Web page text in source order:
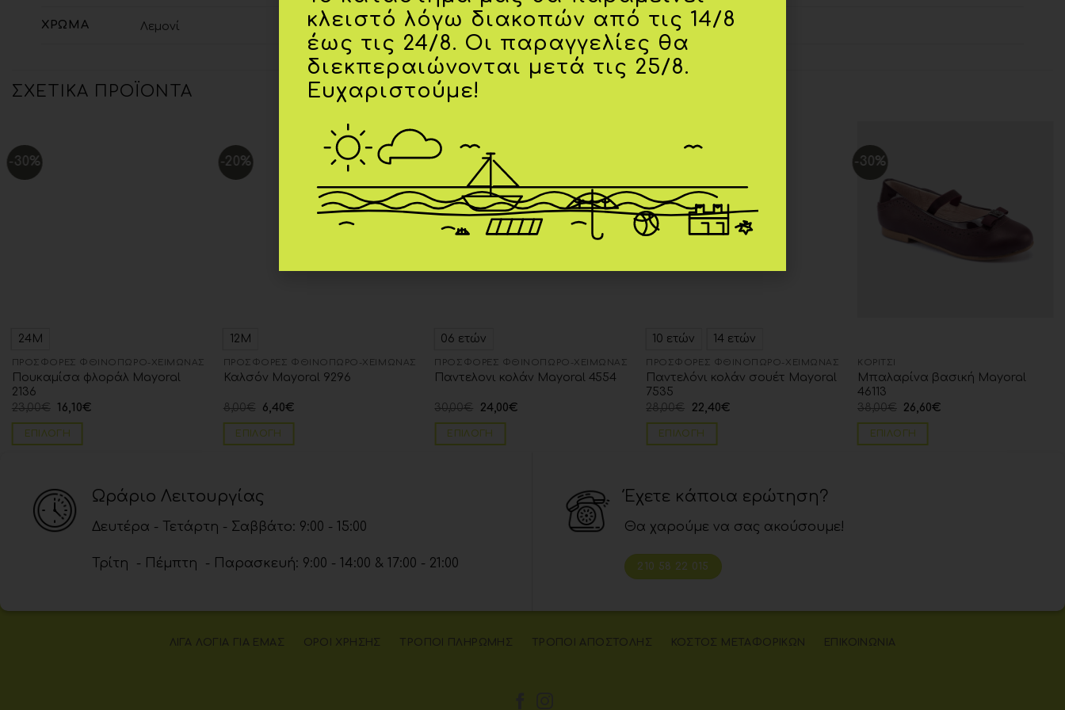
ΧΡΏΜΑ Λεμονί
ΣΧΕΤΙΚΆ ΠΡΟΪΌΝΤΑ
-30%
24Μ
ΠΡΟΣΦΟΡΈΣ ΦΘΙΝΌΠΩΡΟ-ΧΕΙΜΏΝΑΣ
Πουκαμίσα φλοράλ Mayoral
2136
23,00€ 16,10€
ΕΠΙΛΟΓΉ
-20%
Add to
12Μ
ΠΡΟΣΦΟΡΈΣ ΦΘΙΝΌΠΩΡΟ-ΧΕΙΜΏΝΑΣ
Καλσόν Mayoral 9296
8,00€ 6,40€
ΕΠΙΛΟΓΉ
-20%
06 ετών
ΠΡΟΣΦΟΡΈΣ ΦΘΙΝΌΠΩΡΟ-ΧΕΙΜΏΝΑΣ
Παντελονι κολάν Mayoral 4554
30,00€ 24,00€
ΕΠΙΛΟΓΉ
10 ετών 14 ετών
ΠΡΟΣΦΟΡΈΣ ΦΘΙΝΌΠΩΡΟ-ΧΕΙΜΏΝΑΣ
Παντελόνι κολάν σουέτ Mayoral
7535
28,00€ 22,40€
ΕΠΙΛΟΓΉ
-30%
ΚΟΡΊΤΣΙ
Μπαλαρίνα βασική Mayoral
46113
38,00€ 26,60€
ΕΠΙΛΟΓΉ
Ωράριο Λειτουργίας
Δευτέρα - Τετάρτη - Σαββάτο: 9:00 - 15:00
Τρίτη - Πέμπτη - Παρασκευή: 9:00 - 14:00 & 17:00 - 21:00
Έχετε κάποια ερώτηση?
Θα χαρούμε να σας ακούσουμε!
210 58 22 015
ΛΊΓΑ ΛΌΓΙΑ ΓΙΑ ΕΜΆΣ ΌΡΟΙ ΧΡΉΣΗΣ ΤΡΌΠΟΙ ΠΛΗΡΩΜΉΣ ΤΡΌΠΟΙ ΑΠΟΣΤΟΛΉΣ ΚΌΣΤΟΣ ΜΕΤΑΦΟΡΙΚΏΝ ΕΠΙΚΟΙΝΩΝΊΑ
κλειστό λόγω διακοπών από τις 14/8
έως τις 24/8. Οι παραγγελίες θα
διεκπεραιώνονται μετά τις 25/8.
Ευχαριστούμε!